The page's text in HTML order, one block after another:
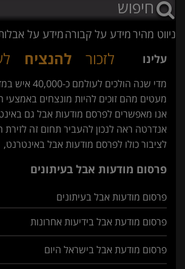
ניווט מהירמידע על קבורהמידע על
לזכור להנציח עלינו
מדי שנה הולכים
מעטים מהם זוכים להיות מונצחים
אנו מאפשרים לפרסם מודעות אבל גם
אנדרטה ראה לנכון להעביר תחום זה
לציבור כולו לפרסם מודעות אבל באינטרנט,
פרסום מודעות אבל בעיתונים
פרסום מודעות אבל בעיתונים
פרסום מודעת אבל בידיעות אחרונות
פרסום מודעת אבל בישראל היום